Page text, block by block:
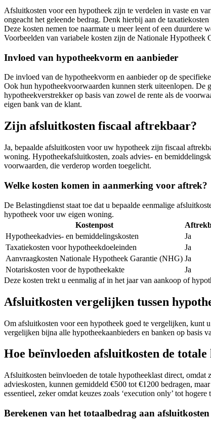
Afsluitkosten voor een hypotheek zijn te verdelen in vaste en
ongeacht het geleende bedrag. Denk hierbij aan de
Deze kosten nemen toe naarmate u meer leent of een
Voorbeelden van variabele kosten zijn de Nationale Hypotheek
Invloed van hypotheekvorm en aanbieder
De invloed van de hypotheekvorm en aanbieder op de
Ook hun hypotheekvoorwaarden kunnen sterk uiteenlopen. De
hypotheekverstrekker op basis van zowel de rente als de
eigen bank van de klant.
Zijn afsluitkosten fiscaal aftrekbaar?
Ja, bepaalde afsluitkosten voor uw hypotheek zijn fiscaal
woning. Hypotheekafsluitkosten, zoals advies- en
voorwaarden, die verderop worden toegelicht.
Welke kosten komen in aanmerking voor aftrek?
De Belastingdienst staat toe dat u bepaalde eenmalige
hypotheek voor uw eigen woning.
Kostenpost
Hypotheekadvies- en bemiddelingskosten
Ja
Taxatiekosten voor hypotheekdoeleinden
Ja
Aanvraagkosten Nationale Hypotheek Garantie (NHG) Ja
Notariskosten voor de hypotheekakte
Ja
Deze kosten trekt u eenmalig af in het jaar van aankoop of
Afsluitkosten vergelijken tussen
Om afsluitkosten voor een hypotheek goed te vergelijken, kunt
vergelijken bijna alle hypotheekaanbieders en banken op basis
Hoe beïnvloeden afsluitkosten de totale
Afsluitkosten beïnvloeden de totale hypotheeklast direct, omdat
advieskosten, kunnen gemiddeld €500 tot €1200 bedragen,
essentieel, zeker omdat keuzes zoals ‘execution only’ tot
Berekenen van het totaalbedrag aan afsluitkosten